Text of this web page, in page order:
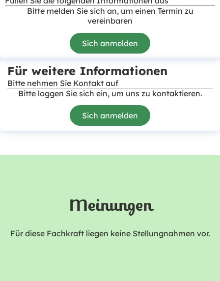
Bitte melden Sie sich an, um einen Termin zu
vereinbaren
Sich anmelden
Für weitere Informationen
Bitte nehmen Sie Kontakt auf
Bitte loggen Sie sich ein, um uns zu kontaktieren.
Sich anmelden
Meinungen
Für diese Fachkraft liegen keine Stellungnahmen vor.